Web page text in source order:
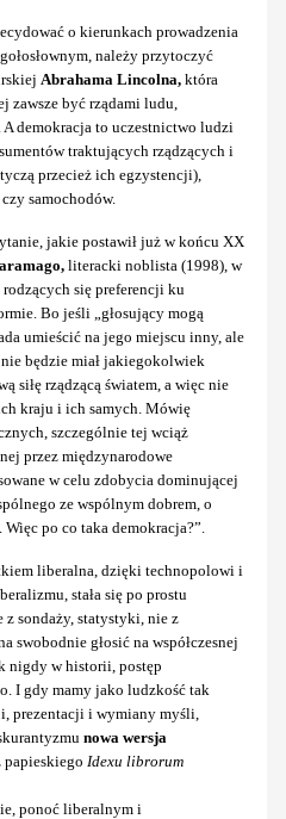
o kierunkach prowadzenia
należy przytoczyć
Abrahama Lincolna, która
zawsze być rządami ludu,
demokracja to uczestnictwo ludzi
traktujących rządzących i
przecież ich egzystencji),
samochodów.
jakie postawił już w końcu XX
literacki noblista (1998), w
się preferencji ku
Bo jeśli „głosujący mogą
umieścić na jego miejscu inny, ale
będzie miał jakiegokolwiek
siłę rządzącą światem, a więc nie
kraju i ich samych. Mówię
szczególnie tej wciąż
przez międzynarodowe
w celu zdobycia dominującej
ze wspólnym dobrem, o
po co taka demokracja?”.
liberalna, dzięki technopolowi i
stała się po prostu
z sondaży, statystyki, nie z
swobodnie głosić na współczesnej
nigdy w historii, postęp
I gdy mamy jako ludzkość tak
prezentacji i wymiany myśli,
nowa wersja
papieskiego Idexu librorum
ponoć liberalnym i